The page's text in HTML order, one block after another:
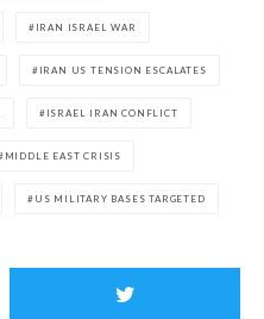
IRAN ISRAEL WAR
IRAN US TENSION ESCALATES
ISRAEL IRAN CONFLICT
MIDDLE EAST CRISIS
US MILITARY BASES TARGETED